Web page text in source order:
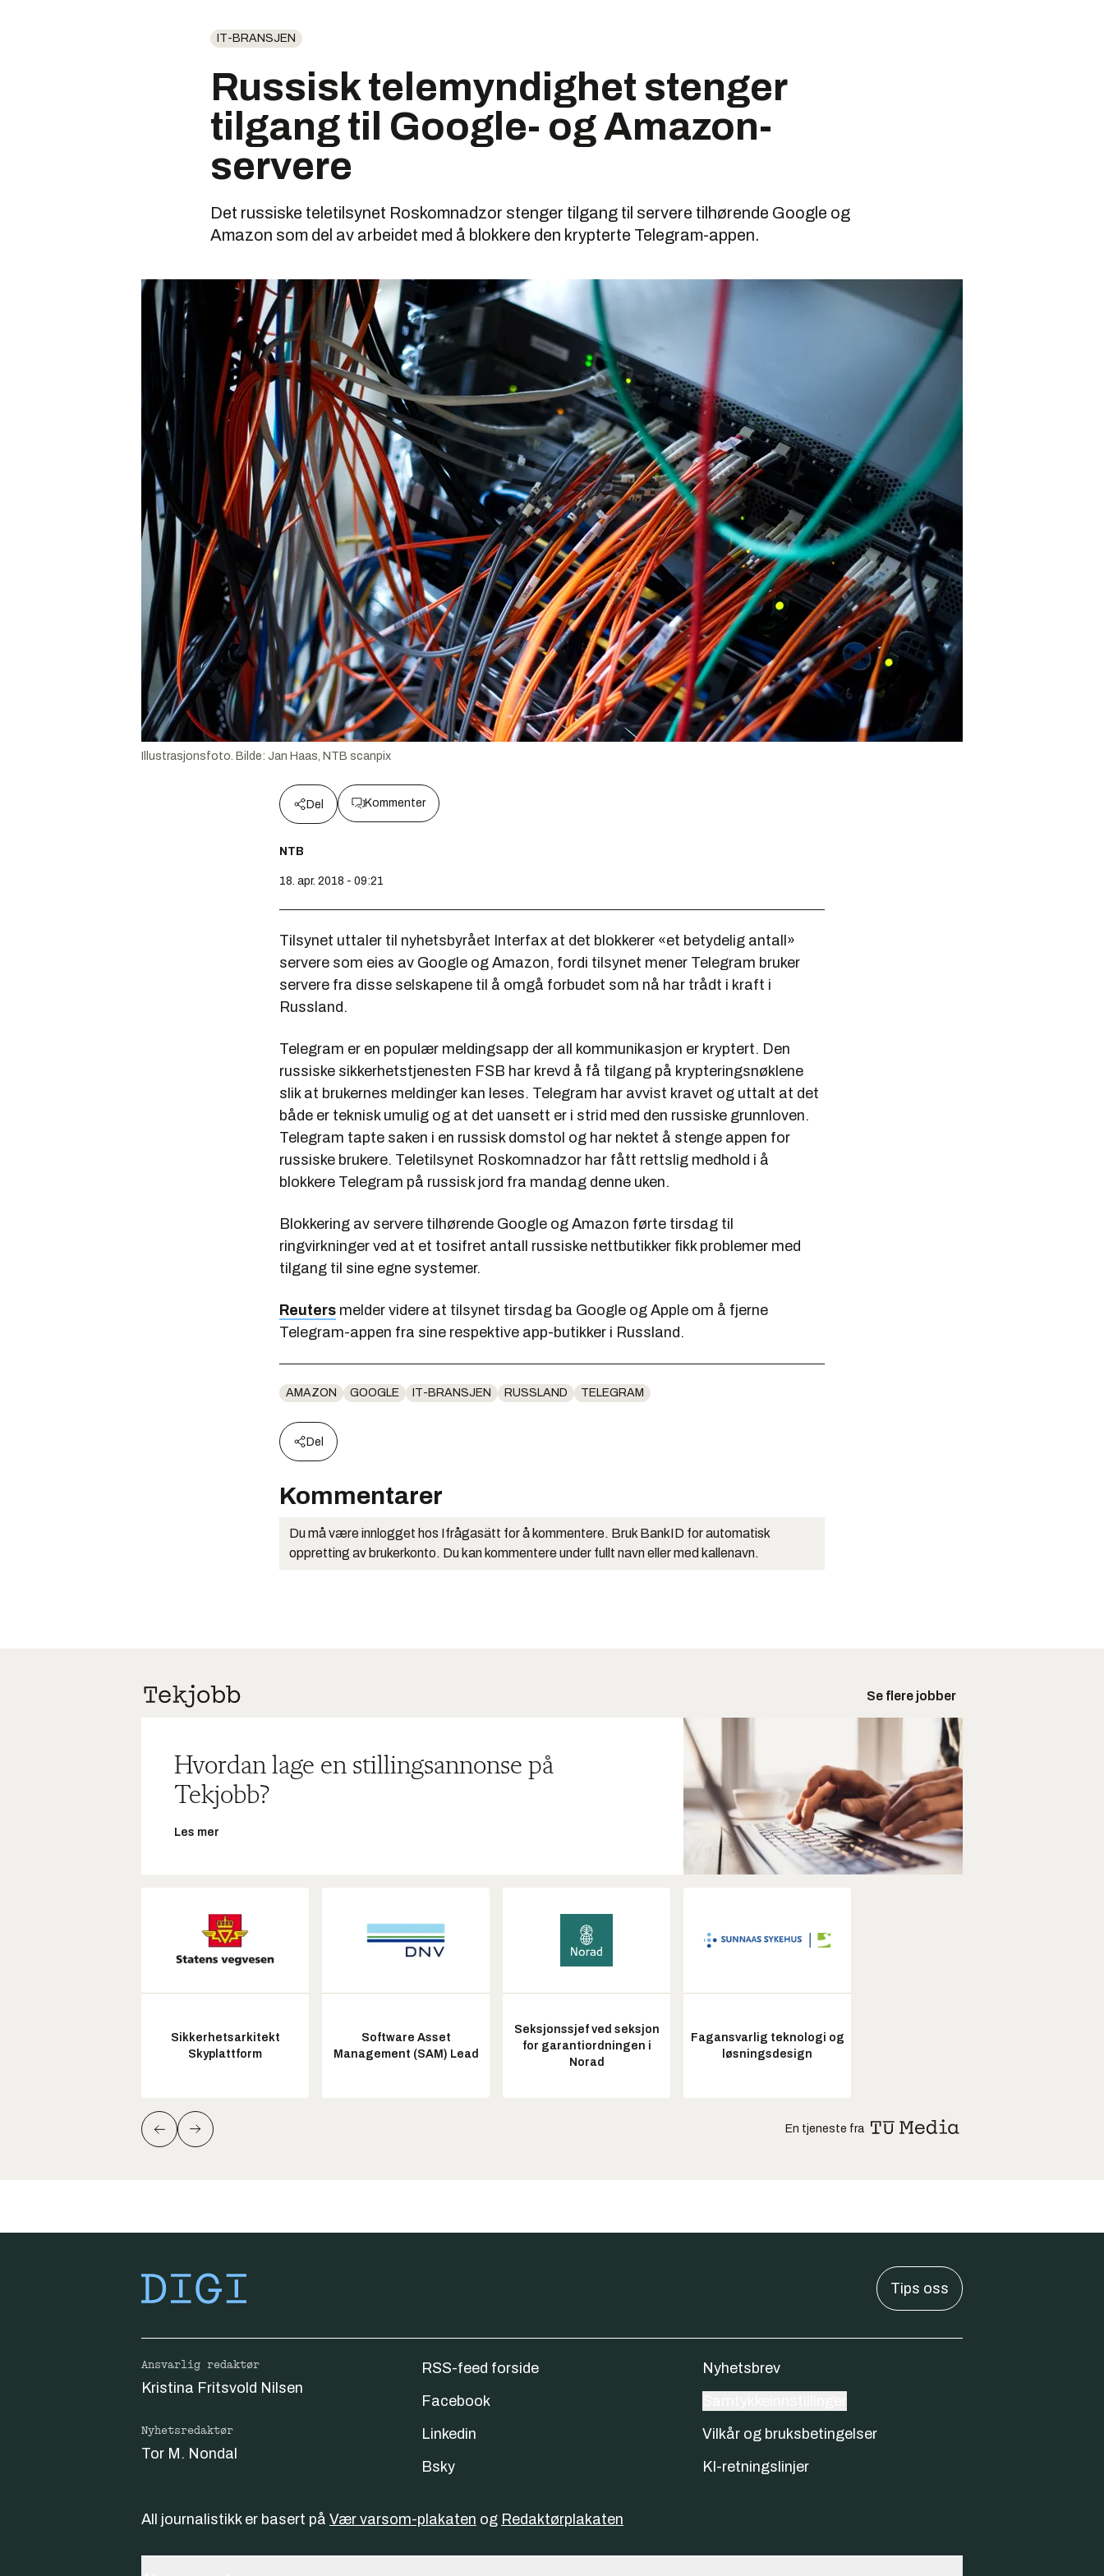
IT-BRANSJEN
Russisk telemyndighet stenger
tilgang til Google- og Amazon-
servere
Det russiske teletilsynet Roskomnadzor stenger tilgang til servere tilhørende Google og
Amazon som del av arbeidet med å blokkere den krypterte Telegram-appen.
Illustrasjonsfoto. Bilde: Jan Haas, NTB scanpix
Del Kommenter
NTB
18. apr. 2018 - 09:21
Tilsynet uttaler til nyhetsbyrået Interfax at det blokkerer «et betydelig antall»
servere som eies av Google og Amazon, fordi tilsynet mener Telegram bruker
servere fra disse selskapene til å omgå forbudet som nå har trådt i kraft i
Russland.
Telegram er en populær meldingsapp der all kommunikasjon er kryptert. Den
russiske sikkerhetstjenesten FSB har krevd å få tilgang på krypteringsnøklene
slik at brukernes meldinger kan leses. Telegram har avvist kravet og uttalt at det
både er teknisk umulig og at det uansett er i strid med den russiske grunnloven.
Telegram tapte saken i en russisk domstol og har nektet å stenge appen for
russiske brukere. Teletilsynet Roskomnadzor har fått rettslig medhold i å
blokkere Telegram på russisk jord fra mandag denne uken.
Blokkering av servere tilhørende Google og Amazon førte tirsdag til
ringvirkninger ved at et tosifret antall russiske nettbutikker fikk problemer med
tilgang til sine egne systemer.
Reuters melder videre at tilsynet tirsdag ba Google og Apple om å fjerne
Telegram-appen fra sine respektive app-butikker i Russland.
AMAZON GOOGLE IT-BRANSJEN RUSSLAND TELEGRAM
Del
Kommentarer
Du må være innlogget hos Ifrågasätt for å kommentere. Bruk BankID for automatisk
oppretting av brukerkonto. Du kan kommentere under fullt navn eller med kallenavn.
Se flere jobber
Hvordan lage en stillingsannonse på
Tekjobb?
Les mer
Sikkerhetsarkitekt
Skyplattform
Software Asset
Management (SAM) Lead
Seksjonssjef ved seksjon
for garantiordningen i
Norad
Fagansvarlig teknologi og
løsningsdesign
En tjeneste fra
Tips oss
Ansvarlig redaktør
Kristina Fritsvold Nilsen
Nyhetsredaktør
Tor M. Nondal
RSS-feed forside
Facebook
Linkedin
Bsky
Nyhetsbrev
Vilkår og bruksbetingelser
KI-retningslinjer
All journalistikk er basert på Vær varsom-plakaten og Redaktørplakaten